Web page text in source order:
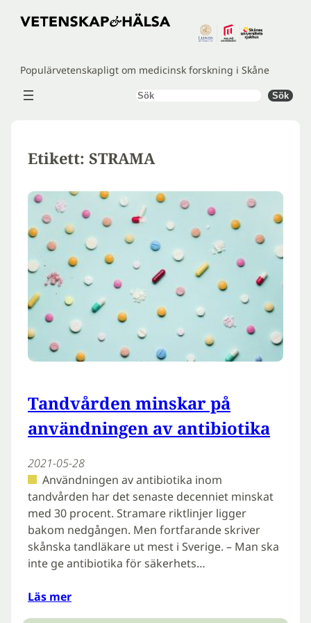
Hoppa
Populärvetenskapligt om medicinsk forskning i Skåne
Sök Sök
Etikett: STRAMA
Tandvården minskar på
användningen av antibiotika
2021-05-28
Användningen av antibiotika inom
tandvården har det senaste decenniet minskat
med 30 procent. Stramare riktlinjer ligger
bakom nedgången. Men fortfarande skriver
skånska tandläkare ut mest i Sverige. – Man ska
inte ge antibiotika för säkerhets…
Läs mer